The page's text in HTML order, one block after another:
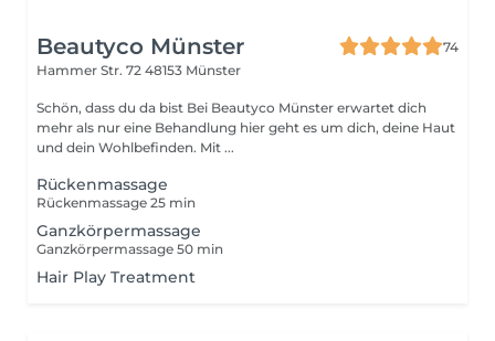
Beautyco Münster
74
Hammer Str. 72 48153 Münster
Schön, dass du da bist Bei Beautyco Münster erwartet dich
mehr als nur eine Behandlung hier geht es um dich, deine Haut
und dein Wohlbefinden. Mit ...
Rückenmassage
Rückenmassage 25 min
Ganzkörpermassage
Ganzkörpermassage 50 min
Hair Play Treatment